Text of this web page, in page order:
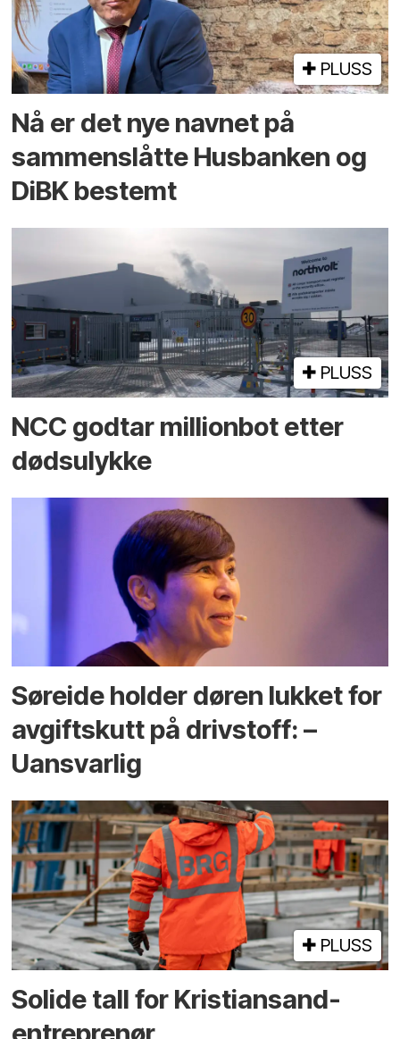
PLUSS
Nå er det nye navnet på
sammenslåtte Husbanken og
DiBK bestemt
PLUSS
NCC godtar millionbot etter
dødsulykke
Søreide holder døren lukket for
avgiftskutt på drivstoff: –
Uansvarlig
PLUSS
Solide tall for Kristiansand-